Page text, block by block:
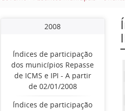
2008
Índices de participação
dos municípios Repasse
de ICMS e IPI - A partir
de 02/01/2008
Índices de participação